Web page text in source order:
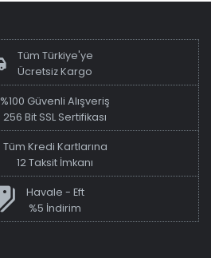
Tüm Türkiye'ye
Ücretsiz Kargo
%100 Güvenli Alışveriş
256 Bit SSL Sertifikası
Tüm Kredi Kartlarına
12 Taksit İmkanı
Havale - Eft
%5 İndirim